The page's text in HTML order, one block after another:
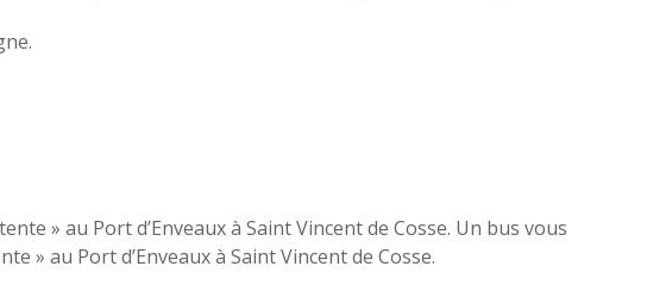
» au Port d’Enveaux à Saint Vincent de Cosse. Un bus vous
» au Port d’Enveaux à Saint Vincent de Cosse.